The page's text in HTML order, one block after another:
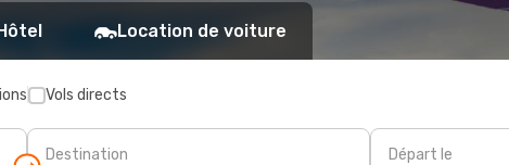
Location de voiture
Vols directs
Destination Départ le